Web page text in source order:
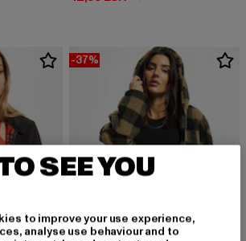
-37%
SEE YOU
to improve your use experience,
analyse use behaviour and to